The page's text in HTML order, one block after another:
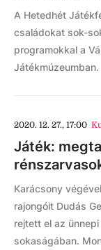
A Hetedhét
családokat sok-
programokkal a
Játékmúzeumban.
2020. 12. 27., 17:00
Játék:
Karácsony
rajongóit Dudás
rejtett el az
sokaságában.